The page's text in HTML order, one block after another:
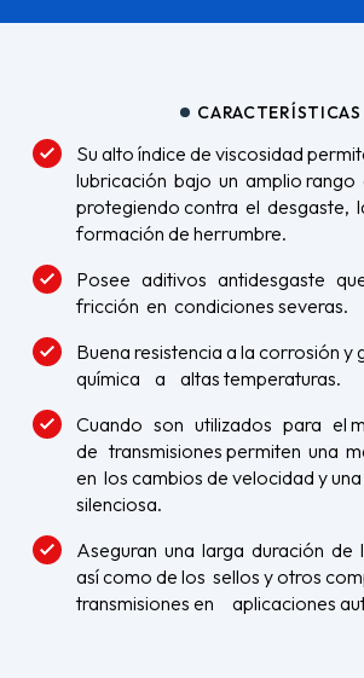
CARACTERÍSTICAS
Su alto índice de viscosidad
lubricación bajo un amplio rango
protegiendo contra el desgaste,
formación de herrumbre.
Posee aditivos antidesgaste
fricción en condiciones severas.
Buena resistencia a la corrosión y
química a altas temperaturas.
Cuando son utilizados para el
de transmisiones permiten una
en los cambios de velocidad y
silenciosa.
Aseguran una larga duración de
así como de los sellos y otros
transmisiones en aplicaciones